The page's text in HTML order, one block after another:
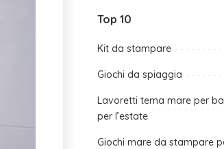
Top 10
Kit da stampare
Giochi da spiaggia
Lavoretti tema mare per
per l’estate
Giochi mare da stampare